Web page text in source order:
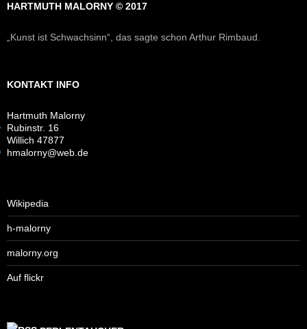
HARTMUTH MALORNY © 2017
„Kunst ist Schwachsinn“, das sagte schon Arthur Rimbaud.
KONTAKT INFO
Hartmuth Malorny
Rubinstr. 16
Willich 47877
hmalorny@web.de
Wikipedia
h-malorny
malorny.org
Auf flickr